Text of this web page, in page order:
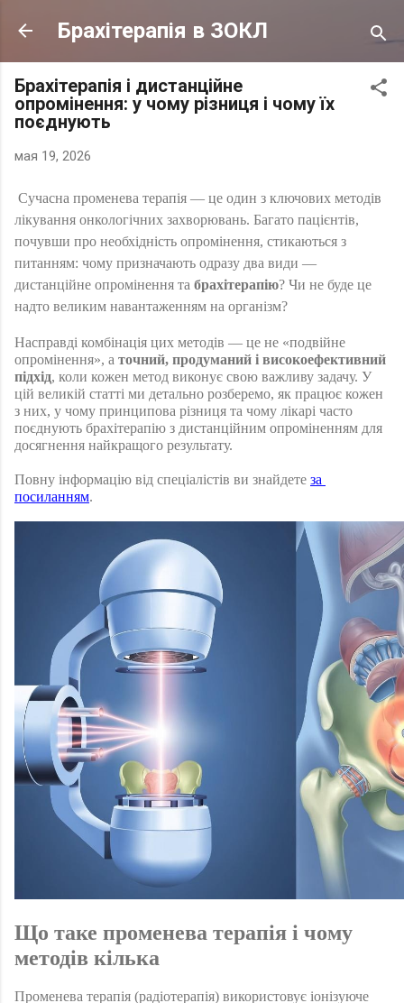
К основному контенту
Брахітерапія в ЗОКЛ
Брахітерапія і дистанційне
опромінення: у чому різниця і чому їх
поєднують
мая 19, 2026
Сучасна променева терапія — це один з ключових методів
лікування онкологічних захворювань. Багато пацієнтів,
почувши про необхідність опромінення, стикаються з
питанням: чому призначають одразу два види —
дистанційне опромінення та брахітерапію? Чи не буде це
надто великим навантаженням на організм?
Насправді комбінація цих методів — це не «подвійне
опромінення», а точний, продуманий і високоефективний
підхід, коли кожен метод виконує свою важливу задачу. У
цій великій статті ми детально розберемо, як працює кожен
з них, у чому принципова різниця та чому лікарі часто
поєднують брахітерапію з дистанційним опроміненням для
досягнення найкращого результату.
Повну інформацію від спеціалістів ви знайдете за
посиланням.
Що таке променева терапія і чому
методів кілька
Променева терапія (радіотерапія) використовує іонізуюче